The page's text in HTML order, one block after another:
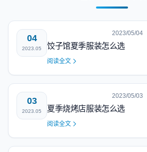
04
2023.05
2023/05/04
饺子馆夏季服装怎么选
阅读全文
03
2023.05
2023/05/03
夏季烧烤店服装怎么选
阅读全文